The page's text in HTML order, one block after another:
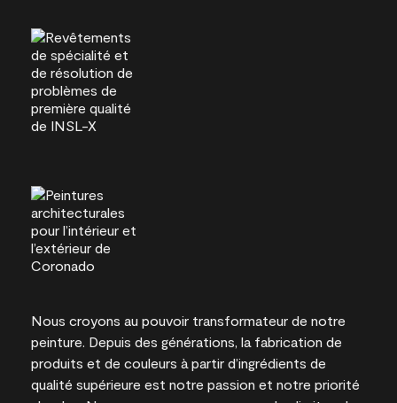
Nous croyons au pouvoir transformateur de notre
peinture. Depuis des générations, la fabrication de
produits et de couleurs à partir d’ingrédients de
qualité supérieure est notre passion et notre priorité